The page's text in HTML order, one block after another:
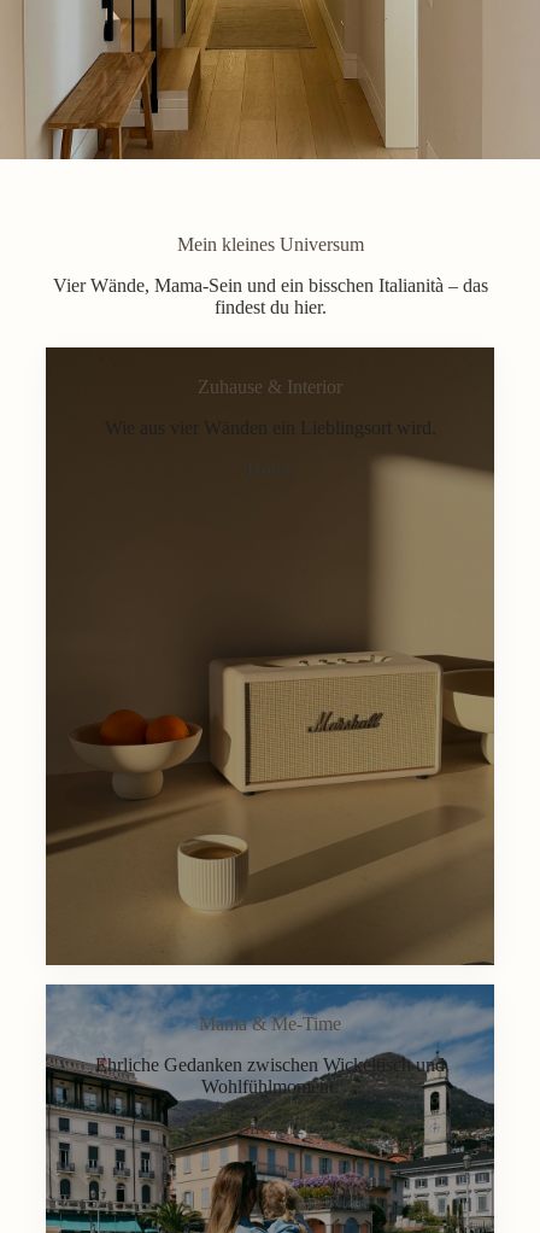
Mein kleines Universum
Vier Wände, Mama-Sein und ein bisschen Italianità – das
findest du hier.
Zuhause & Interior
Wie aus vier Wänden ein Lieblingsort wird.
Mama & Me-Time
Ehrliche Gedanken zwischen Wickeltisch und
Wohlfühlmoment.
Lifestyle